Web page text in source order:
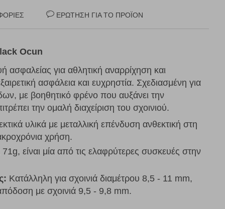
ΕΡΏΤΗΣΗ ΓΙΑ ΤΟ ΠΡΟΪΌΝ
Ocun
ασφαλείας για αθλητική αναρρίχηση και
ασφάλεια και ευχρηστία. Σχεδιασμένη για
με βοηθητικό φρένο που αυξάνει την
την ομαλή διαχείριση του σχοινιού.
υλικά με μεταλλική επένδυση ανθεκτική στη
χρήση.
είναι μία από τις ελαφρύτερες συσκευές στην
Κατάλληλη για σχοινιά διαμέτρου 8,5 - 11 mm,
με σχοινιά 9,5 - 9,8 mm.